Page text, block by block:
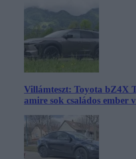
Villámteszt: Toyota bZ4X
amire sok családos ember